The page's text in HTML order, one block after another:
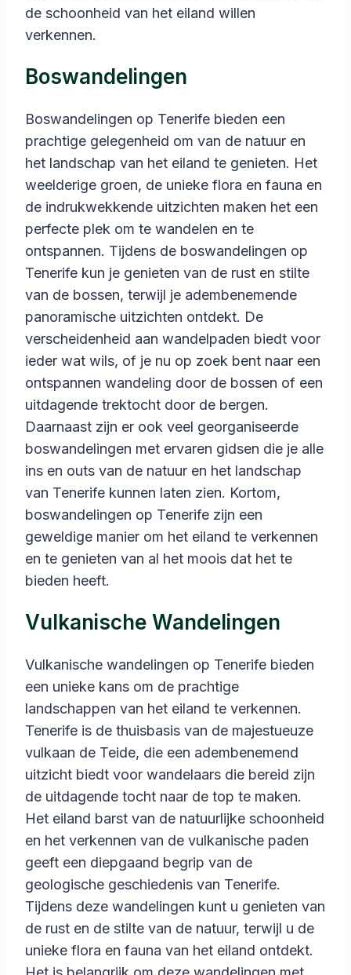
de schoonheid van het eiland willen
verkennen.
Boswandelingen
Boswandelingen op Tenerife bieden een
prachtige gelegenheid om van de natuur en
het landschap van het eiland te genieten. Het
weelderige groen, de unieke flora en fauna en
de indrukwekkende uitzichten maken het een
perfecte plek om te wandelen en te
ontspannen. Tijdens de boswandelingen op
Tenerife kun je genieten van de rust en stilte
van de bossen, terwijl je adembenemende
panoramische uitzichten ontdekt. De
verscheidenheid aan wandelpaden biedt voor
ieder wat wils, of je nu op zoek bent naar een
ontspannen wandeling door de bossen of een
uitdagende trektocht door de bergen.
Daarnaast zijn er ook veel georganiseerde
boswandelingen met ervaren gidsen die je alle
ins en outs van de natuur en het landschap
van Tenerife kunnen laten zien. Kortom,
boswandelingen op Tenerife zijn een
geweldige manier om het eiland te verkennen
en te genieten van al het moois dat het te
bieden heeft.
Vulkanische Wandelingen
Vulkanische wandelingen op Tenerife bieden
een unieke kans om de prachtige
landschappen van het eiland te verkennen.
Tenerife is de thuisbasis van de majestueuze
vulkaan de Teide, die een adembenemend
uitzicht biedt voor wandelaars die bereid zijn
de uitdagende tocht naar de top te maken.
Het eiland barst van de natuurlijke schoonheid
en het verkennen van de vulkanische paden
geeft een diepgaand begrip van de
geologische geschiedenis van Tenerife.
Tijdens deze wandelingen kunt u genieten van
de rust en de stilte van de natuur, terwijl u de
unieke flora en fauna van het eiland ontdekt.